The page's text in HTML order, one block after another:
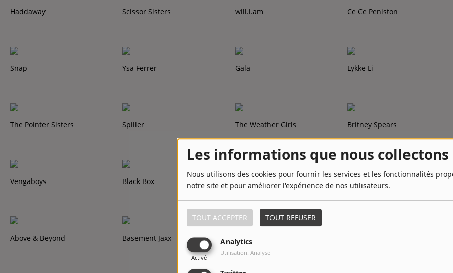
Les informations que nous collectons
Nous utilisons des cookies pour fournir les services et les fonctionnalités
notre site et pour améliorer l'expérience de nos utilisateurs.
TOUT ACCEPTER TOUT REFUSER
Analytics
Activé
Utilisation: Analyse
Haddaway Scissor Sisters will.i.am Ce Ce Peniston
Snap Ysa Ferrer Gala Lykke Li
The Pointer Sisters Spiller The Weather Girls Britney Spears
Vengaboys Black Box Groove Armada LMFAO
Above & Beyond Basement Jaxx Majestic